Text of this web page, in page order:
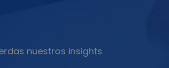
nuestros insights